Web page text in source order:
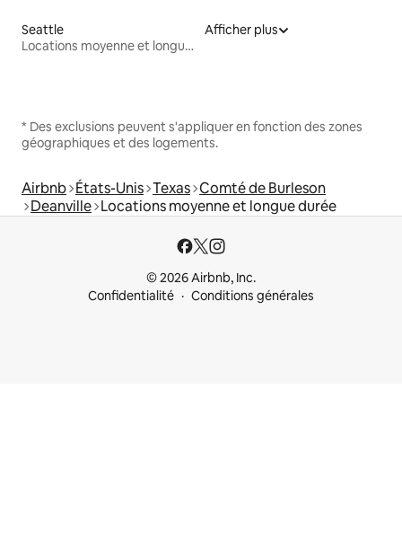
Seattle
Locations moyenne et longue durée
Afficher plus
* Des exclusions peuvent s'appliquer en fonction des zones
géographiques et des logements.
Airbnb États-Unis Texas Comté de Burleson
Deanville Locations moyenne et longue durée
© 2026 Airbnb, Inc.
Confidentialité
Conditions générales